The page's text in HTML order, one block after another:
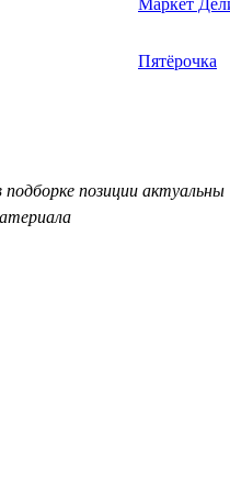
Пятёрочка
позиции актуальны